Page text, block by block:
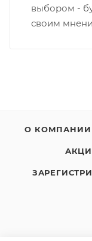
выбором -
своим
О КОМПАНИИ